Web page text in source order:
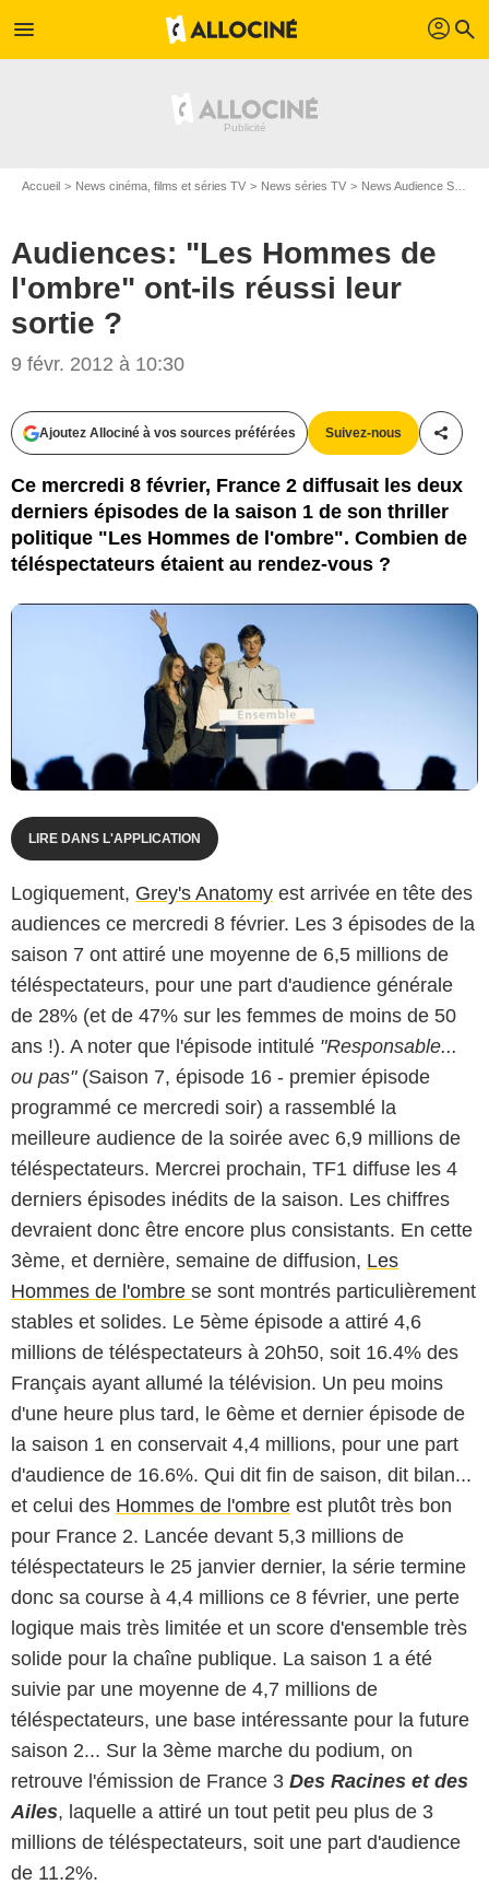
menu profil search
Accueil News cinéma, films et séries TV News séries TV News Audience Séries TV
Audiences: "Les Hommes de
l'ombre" ont-ils réussi leur
sortie ?
9 févr. 2012 à 10:30
Ajoutez Allociné à vos sources préférées Suivez-nous
Ce mercredi 8 février, France 2 diffusait les deux
derniers épisodes de la saison 1 de son thriller
politique "Les Hommes de l'ombre". Combien de
téléspectateurs étaient au rendez-vous ?
LIRE DANS L'APPLICATION
Logiquement, Grey's Anatomy est arrivée en tête des
audiences ce mercredi 8 février. Les 3 épisodes de la
saison 7 ont attiré une moyenne de 6,5 millions de
téléspectateurs, pour une part d'audience générale
de 28% (et de 47% sur les femmes de moins de 50
ans !). A noter que l'épisode intitulé "Responsable...
ou pas"(Saison 7, épisode 16 - premier épisode
programmé ce mercredi soir) a rassemblé la
meilleure audience de la soirée avec 6,9 millions de
téléspectateurs. Mercrei prochain, TF1 diffuse les 4
derniers épisodes inédits de la saison. Les chiffres
devraient donc être encore plus consistants. En cette
3ème, et dernière, semaine de diffusion, Les
Hommes de l'ombre se sont montrés particulièrement
stables et solides. Le 5ème épisode a attiré 4,6
millions de téléspectateurs à 20h50, soit 16.4% des
Français ayant allumé la télévision. Un peu moins
d'une heure plus tard, le 6ème et dernier épisode de
la saison 1 en conservait 4,4 millions, pour une part
d'audience de 16.6%. Qui dit fin de saison, dit bilan...
et celui des Hommes de l'ombre est plutôt très bon
pour France 2. Lancée devant 5,3 millions de
téléspectateurs le 25 janvier dernier, la série termine
donc sa course à 4,4 millions ce 8 février, une perte
logique mais très limitée et un score d'ensemble très
solide pour la chaîne publique. La saison 1 a été
suivie par une moyenne de 4,7 millions de
téléspectateurs, une base intéressante pour la future
saison 2... Sur la 3ème marche du podium, on
retrouve l'émission de France 3 Des Racines et des
Ailes, laquelle a attiré un tout petit peu plus de 3
millions de téléspectateurs, soit une part d'audience
de 11.2%.